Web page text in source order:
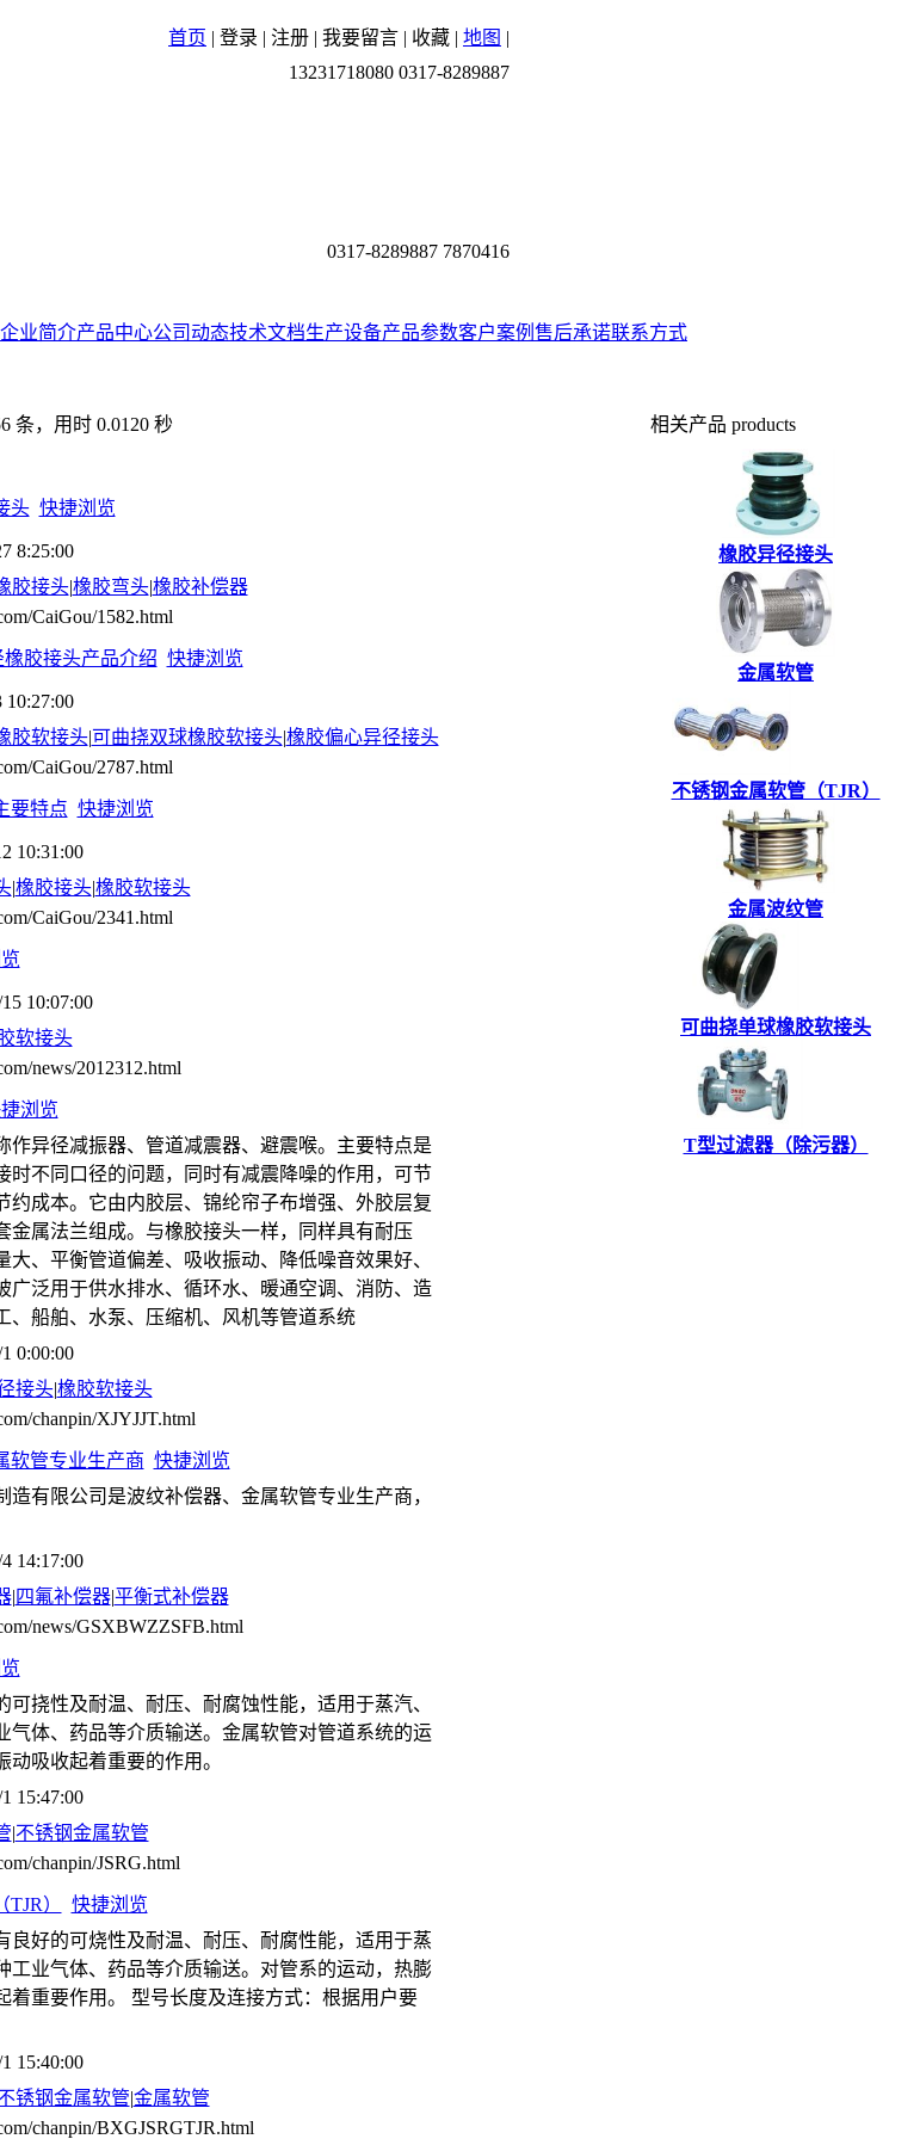
首页 | 登录 | 注册 | 我要留言 | 收藏 | 地图 |
13231718080 0317-8289887
0317-8289887 7870416
企业简介产品中心公司动态技术文档生产设备产品参数客户案例 售后承诺联系方式
条，用时 0.0120 秒
头 快捷浏览
8:25:00
胶接头|橡胶弯头|橡胶补偿器
CaiGou/1582.html
胶接头产品介绍 快捷浏览
胶软接头|可曲挠双球橡胶软接头|橡胶偏心异径接头
CaiGou/2787.html
要特点 快捷浏览
10:31:00
|橡胶接头|橡胶软接头
CaiGou/2341.html
10:07:00
软接头
news/2012312.html
浏览
作异径减振器、管道减震器、避震喉。主要特点是
时不同口径的问题，同时有减震降噪的作用，可节
约成本。它由内胶层、锦纶帘子布增强、外胶层复
金属法兰组成。与橡胶接头一样，同样具有耐压
大、平衡管道偏差、吸收振动、降低噪音效果好、
广泛用于供水排水、循环水、暖通空调、消防、造
、船舶、水泵、压缩机、风机等管道系统
0:00:00
接头|橡胶软接头
chanpin/XJYJJT.html
软管专业生产商 快捷浏览
造有限公司是波纹补偿器、金属软管专业生产商，
14:17:00
|四氟补偿器|平衡式补偿器
news/GSXBWZZSFB.html
可挠性及耐温、耐压、耐腐蚀性能，适用于蒸汽、
气体、药品等介质输送。金属软管对管道系统的运
动吸收起着重要的作用。
15:47:00
|不锈钢金属软管
chanpin/JSRG.html
）
快捷浏览
良好的可烧性及耐温、耐压、耐腐性能，适用于蒸
工业气体、药品等介质输送。对管系的运动，热膨
着重要作用。 型号长度及连接方式：根据用户要
15:40:00
锈钢金属软管|金属软管
chanpin/BXGJSRGTJR.html
相关产品 products
橡胶异径接头
金属软管
不锈钢金属软管（TJR）
金属波纹管
可曲挠单球橡胶软接头
T型过滤器（除污器）